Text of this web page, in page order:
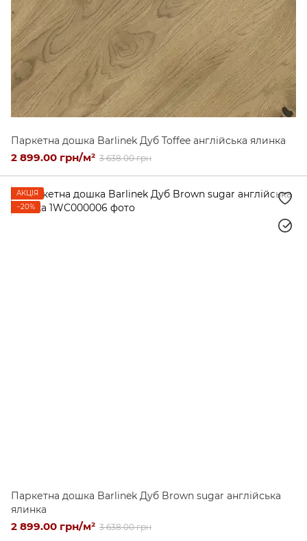
Паркетна дошка Barlinek Дуб Toffee англійська ялинка
2 899.00 грн/м² 3 638.00 грн
АКЦІЯ
−20%
Паркетна дошка Barlinek Дуб Brown sugar англійська
ялинка
2 899.00 грн/м² 3 638.00 грн